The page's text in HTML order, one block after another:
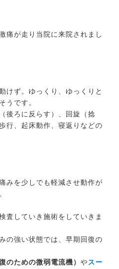
痛が走り当院に来院されまし
けず。ゆっくり、ゆっくりと
うです。
後ろに反らす）、回旋（捻
行、起床動作、寝返りなどの
みを少しでも軽減させ動作が
査していき施術をしていきま
の強い状態では、早期回復の
のための微弱電流機） やスー